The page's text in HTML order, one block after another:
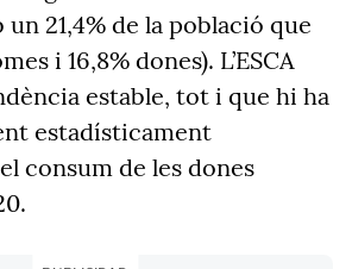
21,4% de la població que
i 16,8% dones). L’ESCA
estable, tot i que hi ha
estadísticament
consum de les dones